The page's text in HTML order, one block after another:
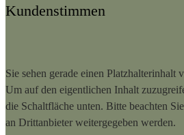
Kundenstimmen
Sie sehen gerade einen Platzhalterinhalt
Um auf den eigentlichen Inhalt
die Schaltfläche unten. Bitte beachten
an Drittanbieter weitergegeben werden.